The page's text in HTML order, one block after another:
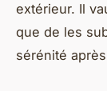
extérieur. Il
que de les
sérénité